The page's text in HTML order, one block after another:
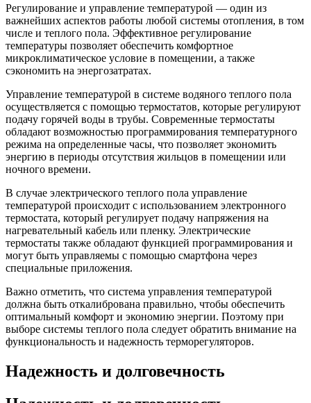
Регулирование и управление температурой — один из
важнейших аспектов работы любой системы отопления, в том
числе и теплого пола. Эффективное регулирование
температуры позволяет обеспечить комфортное
микроклиматическое условие в помещении, а также
сэкономить на энергозатратах.
Управление температурой в системе водяного теплого пола
осуществляется с помощью термостатов, которые регулируют
подачу горячей воды в трубы. Современные термостаты
обладают возможностью программирования температурного
режима на определенные часы, что позволяет экономить
энергию в периоды отсутствия жильцов в помещении или
ночного времени.
В случае электрического теплого пола управление
температурой происходит с использованием электронного
термостата, который регулирует подачу напряжения на
нагревательный кабель или пленку. Электрические
термостаты также обладают функцией программирования и
могут быть управляемы с помощью смартфона через
специальные приложения.
Важно отметить, что система управления температурой
должна быть откалибрована правильно, чтобы обеспечить
оптимальный комфорт и экономию энергии. Поэтому при
выборе системы теплого пола следует обратить внимание на
функциональность и надежность терморегуляторов.
Надежность и долговечность